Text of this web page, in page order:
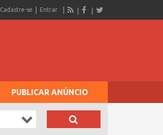
Cadastre-se Entrar
PUBLICAR ANÚNCIO